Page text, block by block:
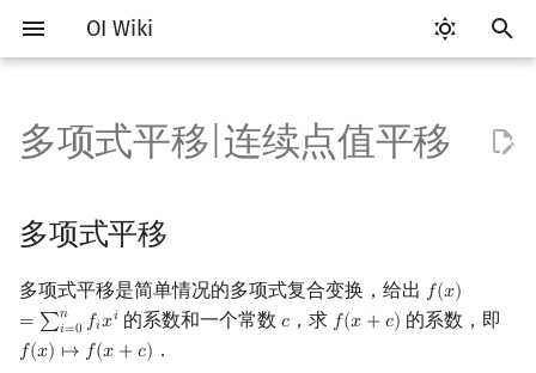
OI Wiki
入
以
始
搜
Getting Started
关于本项目
如何参与
OI Wiki 不是什么
比赛相关简介
赛事
OI 赛事与赛制
题型
题型概述
学习路线
读入、输出优化
常见错误
常见技巧
工具软件简介
代码编辑工具
Vim
VS Code
Atom
评测工具
评测工具简介
Cena
CCR Plus
命令行
Testlib 简介
Generator
Validator
语言基础简介
C++ 基础
Hello, World!
变量
运算
C++ 标准库
C++ 标准库简介
STL 算法
bitset
C++ 进阶
类
值类别
重载运算符
算法基础简介
复杂度
复杂度简介
枚举
模拟
排序简介
冒泡排序
插入排序
搜索部分简介
DFS（搜索）
BFS（搜索）
双向搜索
动态规划部分简介
动态规划基础
记忆化搜索
背包 DP
DP 优化简介
斜率优化
四边形不等式优化
字符串部分简介
字符串基础
标准库
字符串匹配
后缀数组简介
数字系统简介
进位制
平衡三进制
格雷码
数论基础
模算术简介
素数
最大公约数
多项式平移
分治法
Taylor 公式法
二项式定理法
排列组合
抽屉原理
容斥原理
斐波那契数列
线性代数简介
向量
内积和外积
矩阵
线性规划基础
单纯形法
基本概念
群论
环论
域论
基本概念
条件概率与独立性
随机变量
随机变量的数字特征
博弈论简介
公平组合游戏
零和游戏
非公平组合游戏
插值
数值积分
高斯消元
牛顿迭代法
数据结构部分简介
栈
队列
链表
并查集
堆简介
配对堆
左偏树
分块思想
块状链表
树分块
线段树基础
李超线段树
猫树
二叉搜索树 & 平衡树
Splay 树
WBLT
可持久化数据结构简介
可持久化块状数组
可持久化平衡树
线段树套线段树
线段树套平衡树
树状数组套权值线段树
Link Cut Tree
Euler Tour Tree
Top Tree
图论部分简介
图论相关概念
图的存储
DFS（图论）
树基础
树的中心
树的重心
最短路
k 短路
同余最短路
最小生成树
最小直径生成树
强连通分量
割点和桥
圆方树
网络流简介
最小割
费用流
图匹配
二分图最大权匹配
一般图最大匹配
计算几何部分简介
二维计算几何基础
三维计算几何基础
距离
杂项简介
离散化
双指针
离线算法
离线算法简介
整体二分
莫队算法
随机函数
爬山算法
模拟退火
RMQ
并查集应用
括号序列
线段树与离线询问
多项式平移|连续点值平移
多项式平移
多项式平移是简单情况的多项式复合变换，给出 𝑓(𝑥)
= ∑𝑛
𝑖=0 𝑓𝑖𝑥𝑖
f(x)=
的系数和一个常数𝑐
c ，求 𝑓(𝑥 +𝑐)
f(x+ c) 的系数，即
𝑓(𝑥) ↦ 𝑓(𝑥 +𝑐)
f(x)↦f(x +c) ．